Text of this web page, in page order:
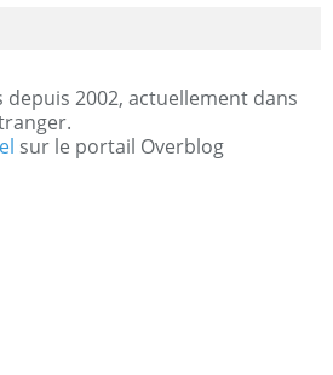
depuis 2002, actuellement dans
sur le portail Overblog